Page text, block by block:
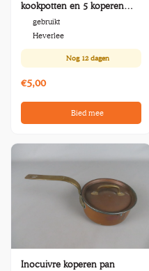
kookpotten en 5 koperen
pannen met deksels
gebruikt
Heverlee
Nog 12 dagen
€5,00
Bied mee
Inocuivre koperen pan